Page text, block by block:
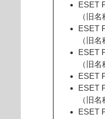
ESET
（旧
ESET
（旧
ESET
（旧
ESET
ESET
（旧
ESET